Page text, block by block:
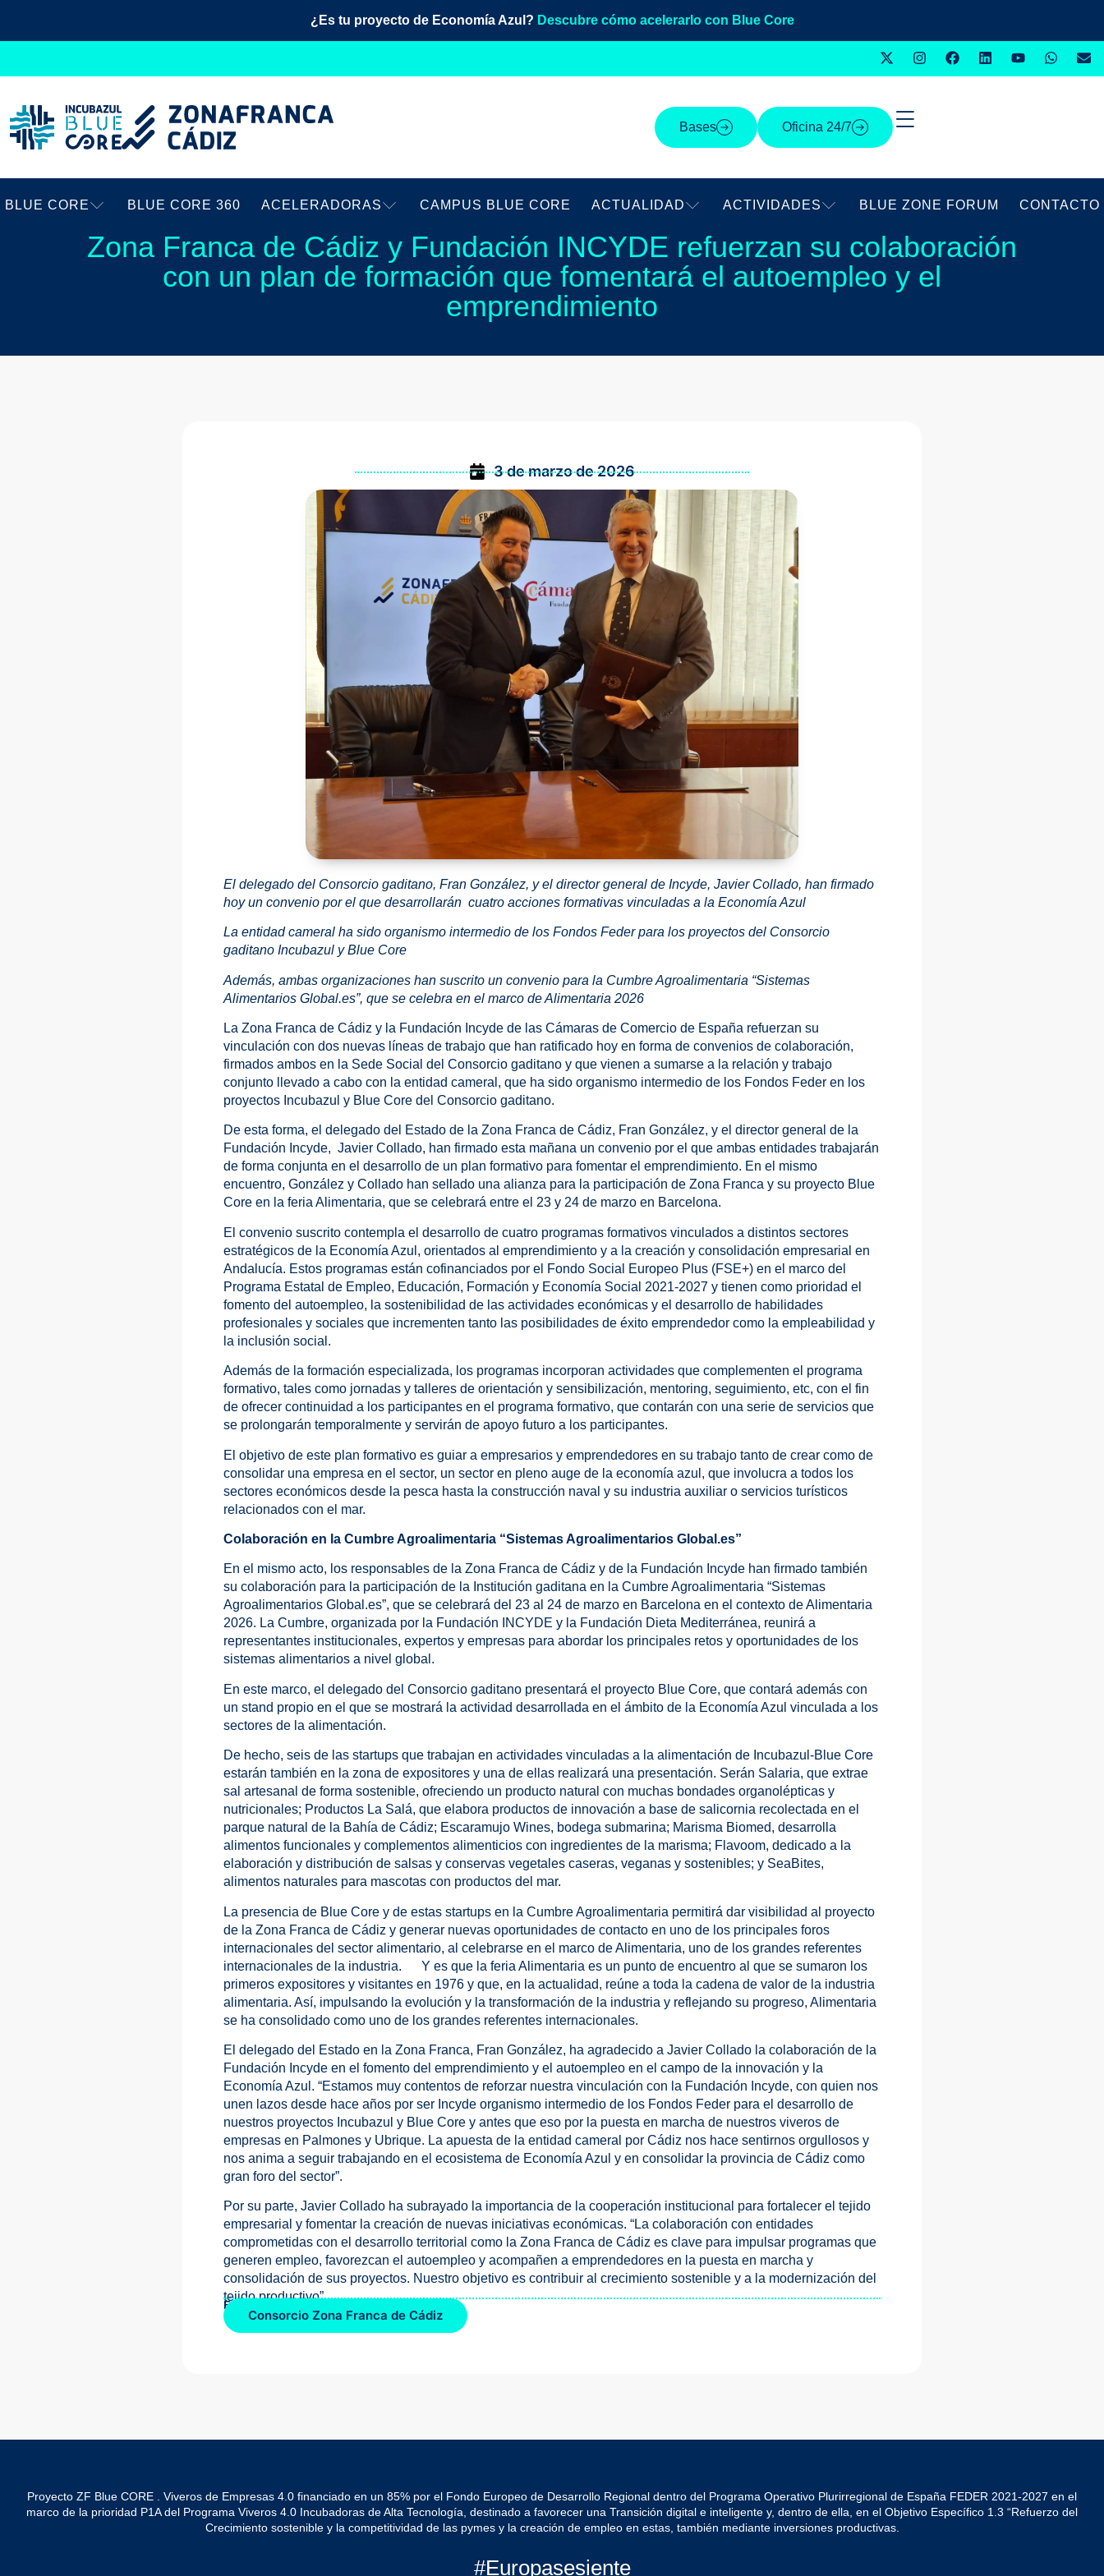
¿Es tu proyecto de Economía Azul? Descubre cómo acelerarlo con Blue Core
Bases Oficina 24/7
BLUE CORE BLUE CORE 360 ACELERADORAS CAMPUS BLUE CORE ACTUALIDAD ACTIVIDADES BLUE ZONE FORUM CONTACTO
Zona Franca de Cádiz y Fundación INCYDE refuerzan su colaboración
con un plan de formación que fomentará el autoempleo y el
emprendimiento
3 de marzo de 2026
El delegado del Consorcio gaditano, Fran González, y el director general de Incyde, Javier Collado, han firmado
hoy un convenio por el que desarrollarán cuatro acciones formativas vinculadas a la Economía Azul
La entidad cameral ha sido organismo intermedio de los Fondos Feder para los proyectos del Consorcio
gaditano Incubazul y Blue Core
Además, ambas organizaciones han suscrito un convenio para la Cumbre Agroalimentaria “Sistemas
Alimentarios Global.es”, que se celebra en el marco de Alimentaria 2026
La Zona Franca de Cádiz y la Fundación Incyde de las Cámaras de Comercio de España refuerzan su
vinculación con dos nuevas líneas de trabajo que han ratificado hoy en forma de convenios de colaboración,
firmados ambos en la Sede Social del Consorcio gaditano y que vienen a sumarse a la relación y trabajo
conjunto llevado a cabo con la entidad cameral, que ha sido organismo intermedio de los Fondos Feder en los
proyectos Incubazul y Blue Core del Consorcio gaditano.
De esta forma, el delegado del Estado de la Zona Franca de Cádiz, Fran González, y el director general de la
Fundación Incyde, Javier Collado, han firmado esta mañana un convenio por el que ambas entidades trabajarán
de forma conjunta en el desarrollo de un plan formativo para fomentar el emprendimiento. En el mismo
encuentro, González y Collado han sellado una alianza para la participación de Zona Franca y su proyecto Blue
Core en la feria Alimentaria, que se celebrará entre el 23 y 24 de marzo en Barcelona.
El convenio suscrito contempla el desarrollo de cuatro programas formativos vinculados a distintos sectores
estratégicos de la Economía Azul, orientados al emprendimiento y a la creación y consolidación empresarial en
Andalucía. Estos programas están cofinanciados por el Fondo Social Europeo Plus (FSE+) en el marco del
Programa Estatal de Empleo, Educación, Formación y Economía Social 2021-2027 y tienen como prioridad el
fomento del autoempleo, la sostenibilidad de las actividades económicas y el desarrollo de habilidades
profesionales y sociales que incrementen tanto las posibilidades de éxito emprendedor como la empleabilidad y
la inclusión social.
Además de la formación especializada, los programas incorporan actividades que complementen el programa
formativo, tales como jornadas y talleres de orientación y sensibilización, mentoring, seguimiento, etc, con el fin
de ofrecer continuidad a los participantes en el programa formativo, que contarán con una serie de servicios que
se prolongarán temporalmente y servirán de apoyo futuro a los participantes.
El objetivo de este plan formativo es guiar a empresarios y emprendedores en su trabajo tanto de crear como de
consolidar una empresa en el sector, un sector en pleno auge de la economía azul, que involucra a todos los
sectores económicos desde la pesca hasta la construcción naval y su industria auxiliar o servicios turísticos
relacionados con el mar.
Colaboración en la Cumbre Agroalimentaria “Sistemas Agroalimentarios Global.es”
En el mismo acto, los responsables de la Zona Franca de Cádiz y de la Fundación Incyde han firmado también
su colaboración para la participación de la Institución gaditana en la Cumbre Agroalimentaria “Sistemas
Agroalimentarios Global.es”, que se celebrará del 23 al 24 de marzo en Barcelona en el contexto de Alimentaria
2026. La Cumbre, organizada por la Fundación INCYDE y la Fundación Dieta Mediterránea, reunirá a
representantes institucionales, expertos y empresas para abordar los principales retos y oportunidades de los
sistemas alimentarios a nivel global.
En este marco, el delegado del Consorcio gaditano presentará el proyecto Blue Core, que contará además con
un stand propio en el que se mostrará la actividad desarrollada en el ámbito de la Economía Azul vinculada a los
sectores de la alimentación.
De hecho, seis de las startups que trabajan en actividades vinculadas a la alimentación de Incubazul-Blue Core
estarán también en la zona de expositores y una de ellas realizará una presentación. Serán Salaria, que extrae
sal artesanal de forma sostenible, ofreciendo un producto natural con muchas bondades organolépticas y
nutricionales; Productos La Salá, que elabora productos de innovación a base de salicornia recolectada en el
parque natural de la Bahía de Cádiz; Escaramujo Wines, bodega submarina; Marisma Biomed, desarrolla
alimentos funcionales y complementos alimenticios con ingredientes de la marisma; Flavoom, dedicado a la
elaboración y distribución de salsas y conservas vegetales caseras, veganas y sostenibles; y SeaBites,
alimentos naturales para mascotas con productos del mar.
La presencia de Blue Core y de estas startups en la Cumbre Agroalimentaria permitirá dar visibilidad al proyecto
de la Zona Franca de Cádiz y generar nuevas oportunidades de contacto en uno de los principales foros
internacionales del sector alimentario, al celebrarse en el marco de Alimentaria, uno de los grandes referentes
internacionales de la industria. Y es que la feria Alimentaria es un punto de encuentro al que se sumaron los
primeros expositores y visitantes en 1976 y que, en la actualidad, reúne a toda la cadena de valor de la industria
alimentaria. Así, impulsando la evolución y la transformación de la industria y reflejando su progreso, Alimentaria
se ha consolidado como uno de los grandes referentes internacionales.
El delegado del Estado en la Zona Franca, Fran González, ha agradecido a Javier Collado la colaboración de la
Fundación Incyde en el fomento del emprendimiento y el autoempleo en el campo de la innovación y la
Economía Azul. “Estamos muy contentos de reforzar nuestra vinculación con la Fundación Incyde, con quien nos
unen lazos desde hace años por ser Incyde organismo intermedio de los Fondos Feder para el desarrollo de
nuestros proyectos Incubazul y Blue Core y antes que eso por la puesta en marcha de nuestros viveros de
empresas en Palmones y Ubrique. La apuesta de la entidad cameral por Cádiz nos hace sentirnos orgullosos y
nos anima a seguir trabajando en el ecosistema de Economía Azul y en consolidar la provincia de Cádiz como
gran foro del sector”.
Por su parte, Javier Collado ha subrayado la importancia de la cooperación institucional para fortalecer el tejido
empresarial y fomentar la creación de nuevas iniciativas económicas. “La colaboración con entidades
comprometidas con el desarrollo territorial como la Zona Franca de Cádiz es clave para impulsar programas que
generen empleo, favorezcan el autoempleo y acompañen a emprendedores en la puesta en marcha y
consolidación de sus proyectos. Nuestro objetivo es contribuir al crecimiento sostenible y a la modernización del
tejido productivo”.
Fuente de la noticia:
Consorcio Zona Franca de Cádiz
Proyecto ZF Blue CORE . Viveros de Empresas 4.0 financiado en un 85% por el Fondo Europeo de Desarrollo Regional dentro del Programa Operativo Plurirregional de España FEDER 2021-2027 en el
marco de la prioridad P1A del Programa Viveros 4.0 Incubadoras de Alta Tecnología, destinado a favorecer una Transición digital e inteligente y, dentro de ella, en el Objetivo Específico 1.3 “Refuerzo del
Crecimiento sostenible y la competitividad de las pymes y la creación de empleo en estas, también mediante inversiones productivas.
#Europasesiente